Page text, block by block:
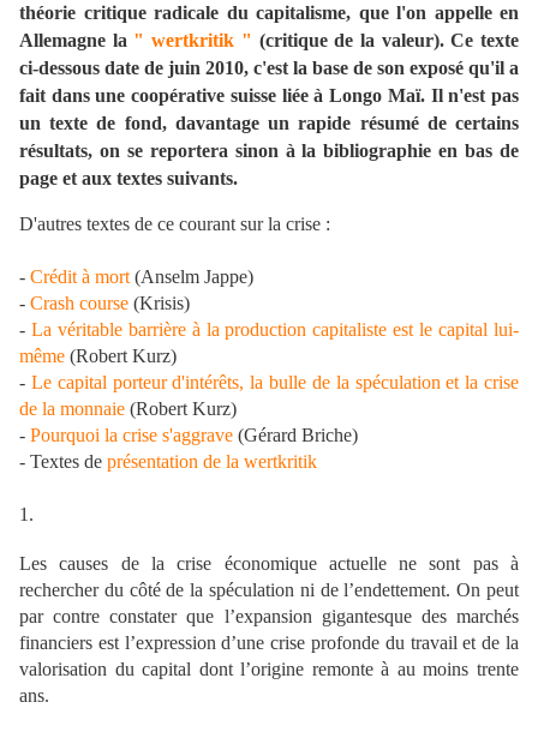
théorie critique radicale du capitalisme, que l'on appelle en
Allemagne la " wertkritik " (critique de la valeur). Ce texte
ci-dessous date de juin 2010, c'est la base de son exposé qu'il a
fait dans une coopérative suisse liée à Longo Maï. Il n'est pas
un texte de fond, davantage un rapide résumé de certains
résultats, on se reportera sinon à la bibliographie en bas de
page et aux textes suivants.
D'autres textes de ce courant sur la crise :
- Crédit à mort (Anselm Jappe)
- Crash course (Krisis)
- La véritable barrière à la production capitaliste est le capital lui-
même (Robert Kurz)
- Le capital porteur d'intérêts, la bulle de la spéculation et la crise
de la monnaie (Robert Kurz)
- Pourquoi la crise s'aggrave (Gérard Briche)
- Textes de présentation de la wertkritik
1.
Les causes de la crise économique actuelle ne sont pas à
rechercher du côté de la spéculation ni de l’endettement. On peut
par contre constater que l’expansion gigantesque des marchés
financiers est l’expression d’une crise profonde du travail et de la
valorisation du capital dont l’origine remonte à au moins trente
ans.